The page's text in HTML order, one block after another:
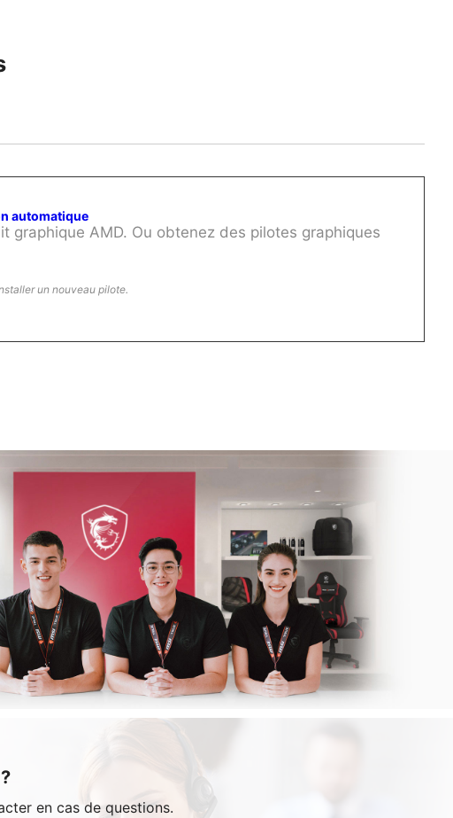
automatique
graphique AMD. Ou obtenez des pilotes graphiques
un nouveau pilote.
en cas de questions.